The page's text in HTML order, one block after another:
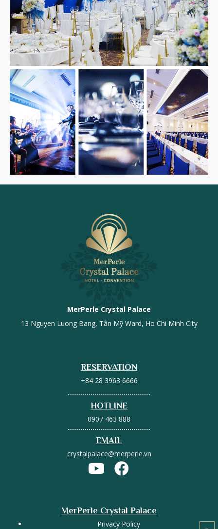
MerPerle Crystal Palace
13 Nguyen Luong Bang, Tân Mỹ Ward, Ho Chi Minh City
RESERVATION
+84 28 3963 6666
HOTLINE
0907 463 888
EMAIL
crystalpalace@merperle.vn
MerPerle Crystal Palace
Privacy Policy